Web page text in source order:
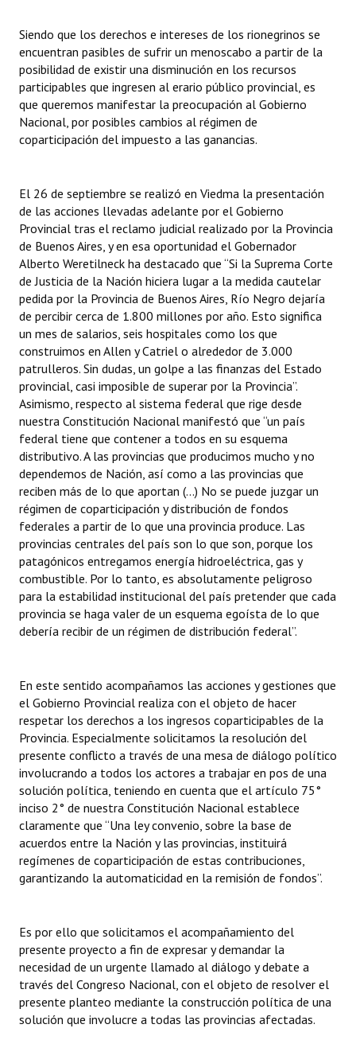
Siendo que los derechos e intereses de los rionegrinos se
encuentran pasibles de sufrir un menoscabo a partir de la
posibilidad de existir una disminución en los recursos
participables que ingresen al erario público provincial, es
que queremos manifestar la preocupación al Gobierno
Nacional, por posibles cambios al régimen de
coparticipación del impuesto a las ganancias.
El 26 de septiembre se realizó en Viedma la presentación
de las acciones llevadas adelante por el Gobierno
Provincial tras el reclamo judicial realizado por la Provincia
de Buenos Aires, y en esa oportunidad el Gobernador
Alberto Weretilneck ha destacado que “Si la Suprema Corte
de Justicia de la Nación hiciera lugar a la medida cautelar
pedida por la Provincia de Buenos Aires, Río Negro dejaría
de percibir cerca de 1.800 millones por año. Esto significa
un mes de salarios, seis hospitales como los que
construimos en Allen y Catriel o alrededor de 3.000
patrulleros. Sin dudas, un golpe a las finanzas del Estado
provincial, casi imposible de superar por la Provincia”.
Asimismo, respecto al sistema federal que rige desde
nuestra Constitución Nacional manifestó que “un país
federal tiene que contener a todos en su esquema
distributivo. A las provincias que producimos mucho y no
dependemos de Nación, así como a las provincias que
reciben más de lo que aportan (...) No se puede juzgar un
régimen de coparticipación y distribución de fondos
federales a partir de lo que una provincia produce. Las
provincias centrales del país son lo que son, porque los
patagónicos entregamos energía hidroeléctrica, gas y
combustible. Por lo tanto, es absolutamente peligroso
para la estabilidad institucional del país pretender que cada
provincia se haga valer de un esquema egoísta de lo que
debería recibir de un régimen de distribución federal”.
En este sentido acompañamos las acciones y gestiones que
el Gobierno Provincial realiza con el objeto de hacer
respetar los derechos a los ingresos coparticipables de la
Provincia. Especialmente solicitamos la resolución del
presente conflicto a través de una mesa de diálogo político
involucrando a todos los actores a trabajar en pos de una
solución política, teniendo en cuenta que el artículo 75°
inciso 2° de nuestra Constitución Nacional establece
claramente que “Una ley convenio, sobre la base de
acuerdos entre la Nación y las provincias, instituirá
regímenes de coparticipación de estas contribuciones,
garantizando la automaticidad en la remisión de fondos”.
Es por ello que solicitamos el acompañamiento del
presente proyecto a fin de expresar y demandar la
necesidad de un urgente llamado al diálogo y debate a
través del Congreso Nacional, con el objeto de resolver el
presente planteo mediante la construcción política de una
solución que involucre a todas las provincias afectadas.